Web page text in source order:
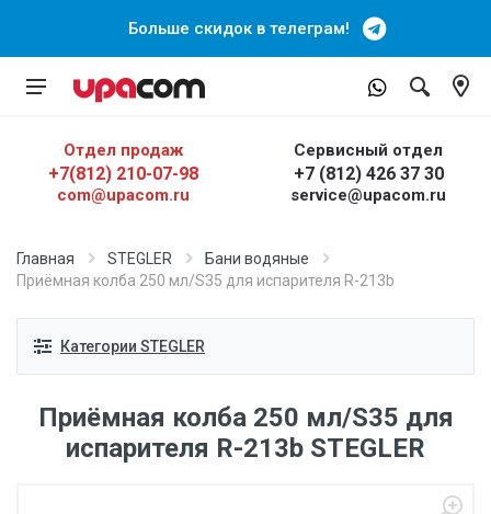
Больше скидок в телеграм!
Отдел продаж
+7(812) 210-07-98
com@upacom.ru
Сервисный отдел
+7 (812) 426 37 30
service@upacom.ru
Главная STEGLER
Бани водяные
Приёмная колба 250 мл/S35 для испарителя R-213b
Категории STEGLER
Приёмная колба 250 мл/S35 для
испарителя R-213b STEGLER